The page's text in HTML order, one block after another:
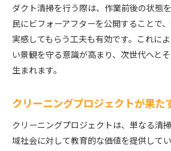
ダクト清掃を行う際は、作業前後の状態
民にビフォーアフターを公開することで
実感してもらう工夫も有効です。これに
い景観を守る意識が高まり、次世代へと
生まれます。
クリーニングプロジェクトが果た
クリーニングプロジェクトは、単なる清
域社会に対して教育的な価値を提供して